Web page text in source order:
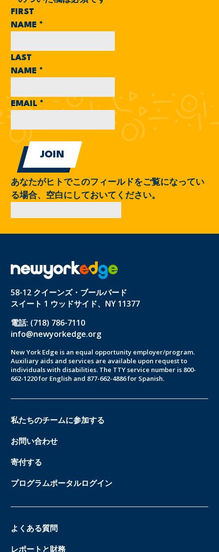
FIRST
NAME *
LAST
NAME *
EMAIL *
あなたがヒトでこのフィールドをご覧になってい
る場合、空白にしておいてください。
58-12 クイーンズ・ブールバード
スイート 1 ウッドサイド、NY 11377
電話: (718) 786-7110
info@newyorkedge.org
New York Edge is an equal opportunity employer/program.
Auxiliary aids and services are available upon request to
individuals with disabilities. The TTY service number is 800-
662-1220 for English and 877-662-4886 for Spanish.
私たちのチームに参加する
お問い合わせ
寄付する
プログラムポータルログイン
よくある質問
レポートと財務